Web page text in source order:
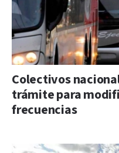
Colectivos
trámite para
frecuencias